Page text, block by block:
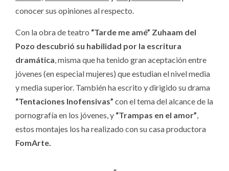
conocer sus opiniones al respecto.
Con la obra de teatro “Tarde me amé” Zuhaam del
Pozo descubrió su habilidad por la escritura
dramática , misma que ha tenido gran aceptación entre
jóvenes (en especial mujeres) que estudian el nivel media
y media superior. También ha escrito y dirigido su drama
“Tentaciones Inofensivas” con el tema del alcance de la
pornografía en los jóvenes, y “Trampas en el amor”
estos montajes los ha realizado con su casa productora
FomArte.